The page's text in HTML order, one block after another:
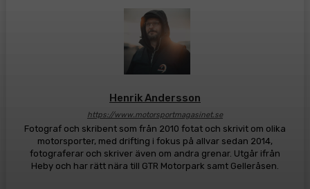
Henrik Andersson
https://www.motorsportmagasinet.se
Fotograf och skribent som från 2010 fotat och skrivit om olika
motorsporter, med drifting i fokus på allvar sedan 2014,
fotograferar och skriver även om andra grenar. Utgår ifrån
Heby och har rätt nära till GTR Motorpark samt Gelleråsen.